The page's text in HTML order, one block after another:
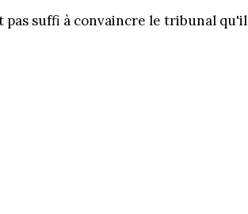
suffi à convaincre le tribunal qu'il